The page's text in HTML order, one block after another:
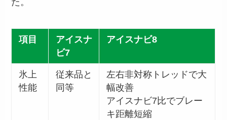
た。
項目
アイスナ
ビ7
アイスナビ8
氷上
性能
従来品と
同等
左右非対称トレッドで大
幅改善
アイスナビ7比でブレー
キ距離短縮